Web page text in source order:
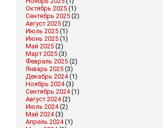
Октябрь 2025 (1)
Сентябрь 2025 (2)
Август 2025 (2)
Июль 2025 (1)
Июнь 2025 (1)
Май 2025 (2)
Март 2025 (3)
Февраль 2025 (2)
Январь 2025 (3)
Декабрь 2024(1)
Ноябрь 2024(3)
Сентябрь 2024(1)
Август 2024(2)
Июль 2024(2)
Май 2024(3)
Апрель 2024(1)